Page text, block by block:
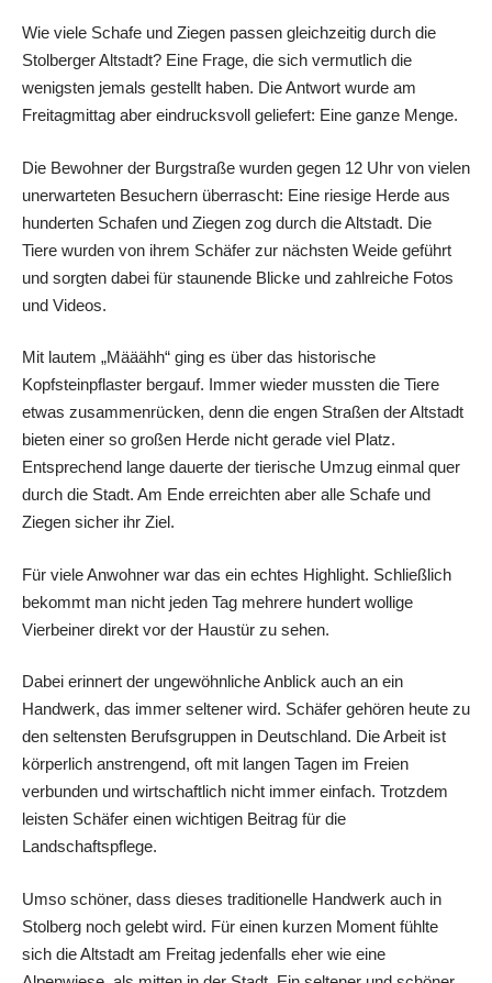
Wie viele Schafe und Ziegen passen gleichzeitig durch die
Stolberger Altstadt? Eine Frage, die sich vermutlich die
wenigsten jemals gestellt haben. Die Antwort wurde am
Freitagmittag aber eindrucksvoll geliefert: Eine ganze Menge.
Die Bewohner der Burgstraße wurden gegen 12 Uhr von vielen
unerwarteten Besuchern überrascht: Eine riesige Herde aus
hunderten Schafen und Ziegen zog durch die Altstadt. Die
Tiere wurden von ihrem Schäfer zur nächsten Weide geführt
und sorgten dabei für staunende Blicke und zahlreiche Fotos
und Videos.
Mit lautem „Määähh“ ging es über das historische
Kopfsteinpflaster bergauf. Immer wieder mussten die Tiere
etwas zusammenrücken, denn die engen Straßen der Altstadt
bieten einer so großen Herde nicht gerade viel Platz.
Entsprechend lange dauerte der tierische Umzug einmal quer
durch die Stadt. Am Ende erreichten aber alle Schafe und
Ziegen sicher ihr Ziel.
Für viele Anwohner war das ein echtes Highlight. Schließlich
bekommt man nicht jeden Tag mehrere hundert wollige
Vierbeiner direkt vor der Haustür zu sehen.
Dabei erinnert der ungewöhnliche Anblick auch an ein
Handwerk, das immer seltener wird. Schäfer gehören heute zu
den seltensten Berufsgruppen in Deutschland. Die Arbeit ist
körperlich anstrengend, oft mit langen Tagen im Freien
verbunden und wirtschaftlich nicht immer einfach. Trotzdem
leisten Schäfer einen wichtigen Beitrag für die
Landschaftspflege.
Umso schöner, dass dieses traditionelle Handwerk auch in
Stolberg noch gelebt wird. Für einen kurzen Moment fühlte
sich die Altstadt am Freitag jedenfalls eher wie eine